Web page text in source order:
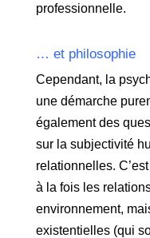
professionnelle.
… et philosophie
Cependant, la
une démarche
également des
sur la subjectivité
relationnelles.
à la fois les
environnement,
existentielles (qui